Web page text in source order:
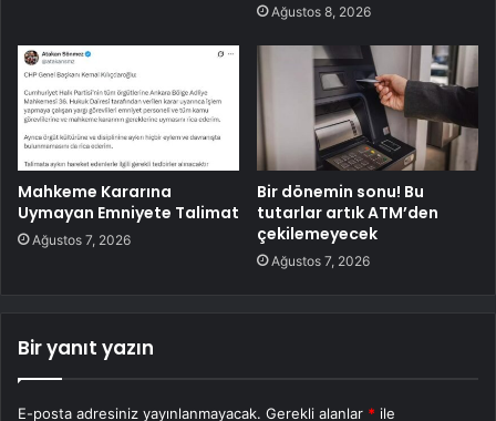
Ağustos 8, 2026
Mahkeme Kararına
Uymayan Emniyete Talimat
Ağustos 7, 2026
Bir dönemin sonu! Bu
tutarlar artık ATM’den
çekilemeyecek
Ağustos 7, 2026
Bir yanıt yazın
E-posta adresiniz yayınlanmayacak. Gerekli alanlar * ile